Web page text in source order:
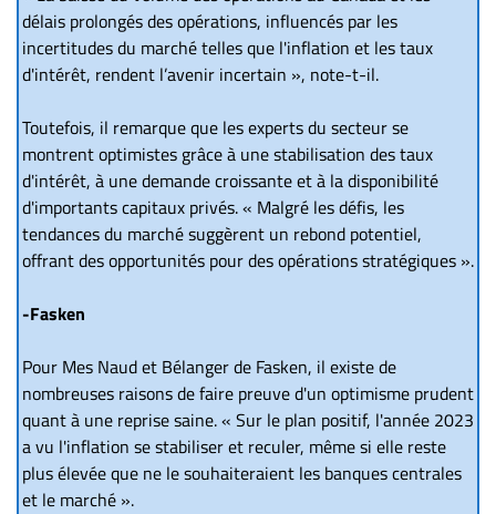
délais prolongés des opérations, influencés par les
incertitudes du marché telles que l'inflation et les taux
d'intérêt, rendent l’avenir incertain », note-t-il.
Toutefois, il remarque que les experts du secteur se
montrent optimistes grâce à une stabilisation des taux
d'intérêt, à une demande croissante et à la disponibilité
d'importants capitaux privés. « Malgré les défis, les
tendances du marché suggèrent un rebond potentiel,
offrant des opportunités pour des opérations stratégiques ».
-Fasken
Pour Mes Naud et Bélanger de Fasken, il existe de
nombreuses raisons de faire preuve d'un optimisme prudent
quant à une reprise saine. « Sur le plan positif, l'année 2023
a vu l'inflation se stabiliser et reculer, même si elle reste
plus élevée que ne le souhaiteraient les banques centrales
et le marché ».